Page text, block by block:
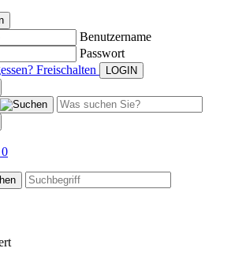
Benutzername
Passwort
Freischalten
0